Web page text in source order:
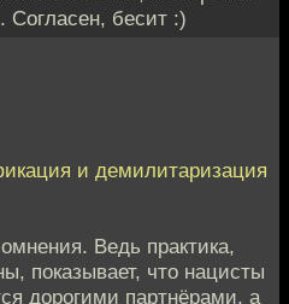
Согласен, бесит :)
и демилитаризация
Ведь практика,
показывает, что нацисты
дорогими партнёрами, а